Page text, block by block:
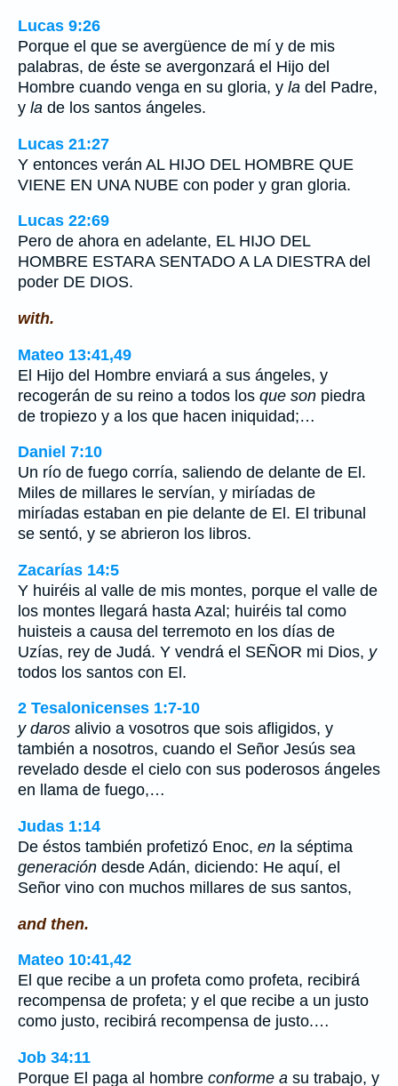
Lucas 9:26
Porque el que se avergüence de mí y de mis
palabras, de éste se avergonzará el Hijo del
Hombre cuando venga en su gloria, y la del Padre,
y la de los santos ángeles.
Lucas 21:27
Y entonces verán AL HIJO DEL HOMBRE QUE
VIENE EN UNA NUBE con poder y gran gloria.
Lucas 22:69
Pero de ahora en adelante, EL HIJO DEL
HOMBRE ESTARA SENTADO A LA DIESTRA del
poder DE DIOS.
with.
Mateo 13:41,49
El Hijo del Hombre enviará a sus ángeles, y
recogerán de su reino a todos los que son piedra
de tropiezo y a los que hacen iniquidad;…
Daniel 7:10
Un río de fuego corría, saliendo de delante de El.
Miles de millares le servían, y miríadas de
miríadas estaban en pie delante de El. El tribunal
se sentó, y se abrieron los libros.
Zacarías 14:5
Y huiréis al valle de mis montes, porque el valle de
los montes llegará hasta Azal; huiréis tal como
huisteis a causa del terremoto en los días de
Uzías, rey de Judá. Y vendrá el SEÑOR mi Dios, y
todos los santos con El.
2 Tesalonicenses 1:7-10
y daros alivio a vosotros que sois afligidos, y
también a nosotros, cuando el Señor Jesús sea
revelado desde el cielo con sus poderosos ángeles
en llama de fuego,…
Judas 1:14
De éstos también profetizó Enoc, en la séptima
generación desde Adán, diciendo: He aquí, el
Señor vino con muchos millares de sus santos,
and then.
Mateo 10:41,42
El que recibe a un profeta como profeta, recibirá
recompensa de profeta; y el que recibe a un justo
como justo, recibirá recompensa de justo.…
Job 34:11
Porque El paga al hombre conforme a su trabajo, y